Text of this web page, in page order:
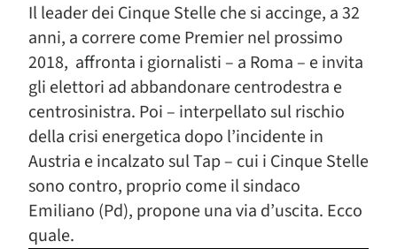
Il leader dei Cinque Stelle che si accinge, a 32
anni, a correre come Premier nel prossimo
2018, affronta i giornalisti – a Roma – e invita
gli elettori ad abbandonare centrodestra e
centrosinistra. Poi – interpellato sul rischio
della crisi energetica dopo l’incidente in
Austria e incalzato sul Tap – cui i Cinque Stelle
sono contro, proprio come il sindaco
Emiliano (Pd), propone una via d’uscita. Ecco
quale.